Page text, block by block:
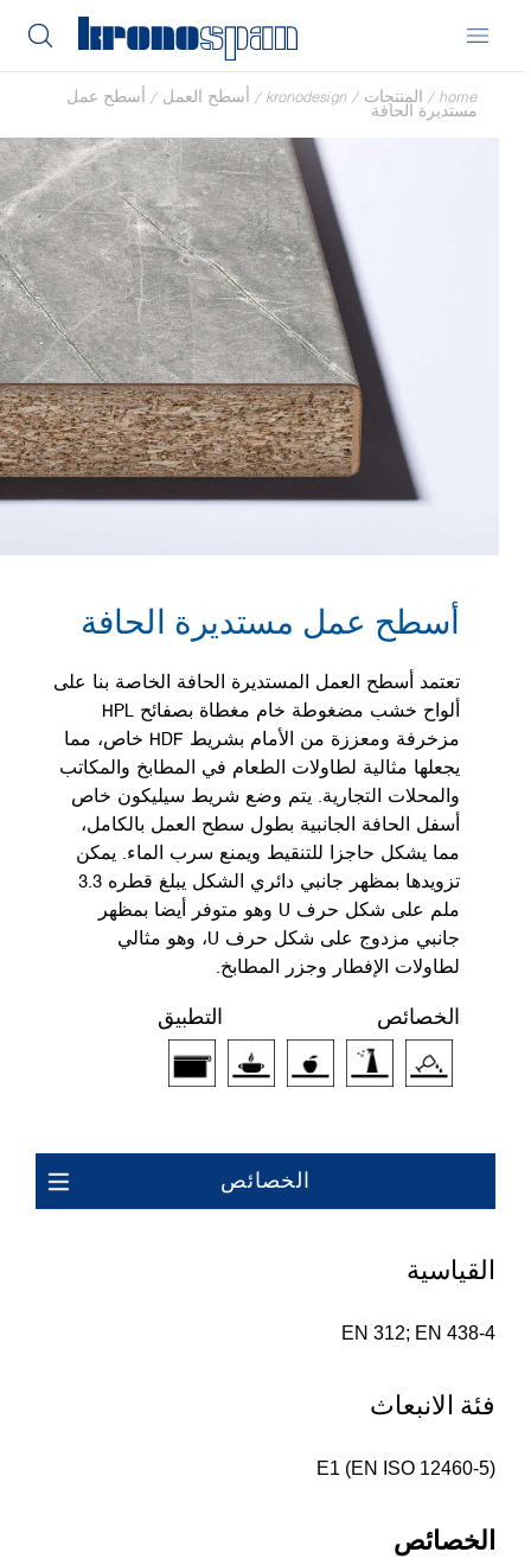
home
/ المنتجات/
kronodesign
/ أسطح العمل / أسطح عمل
مستديرة الحافة
أسطح عمل مستديرة الحافة
تعتمد أسطح العمل المستديرة الحافة الخاصة بنا على
ألواح خشب مضغوطة خام مغطاة بصفائح HPL
مزخرفة ومعززة من الأمام بشريط HDF خاص، مما
يجعلها مثالية لطاولات الطعام في المطابخ والمكاتب
والمحلات التجارية. يتم وضع شريط سيليكون خاص
أسفل الحافة الجانبية بطول سطح العمل بالكامل،
مما يشكل حاجزا للتنقيط ويمنع سرب الماء. يمكن
تزويدها بمظهر جانبي دائري الشكل يبلغ قطره 3.3
ملم على شكل حرف U وهو متوفر أيضا بمظهر
جانبي مزدوج على شكل حرف U، وهو مثالي
لطاولات الإفطار وجزر المطابخ.
الخصائص التطبيق
الخصائص
القياسية
EN 312; EN 438-4
فئة الانبعاث
E1 (EN ISO 12460-5)
الخصائص